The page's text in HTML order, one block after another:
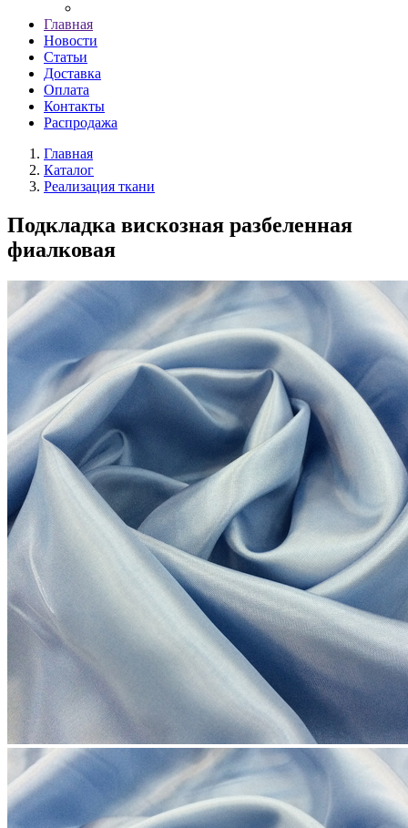
Главная
Новости
Статьи
Доставка
Оплата
Контакты
Распродажа
Главная
Каталог
Реализация ткани
Подкладка вискозная разбеленная
фиалковая